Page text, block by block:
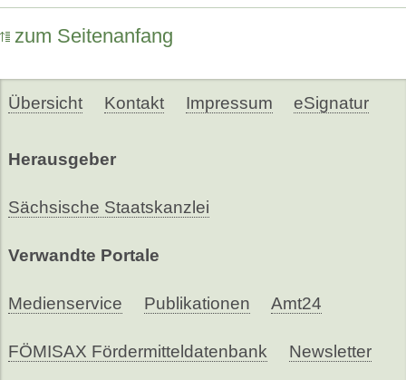
zum Seitenanfang
Übersicht Kontakt Impressum eSignatur
Herausgeber
Sächsische Staatskanzlei
Verwandte Portale
Medienservice Publikationen Amt24
FÖMISAX Fördermitteldatenbank Newsletter